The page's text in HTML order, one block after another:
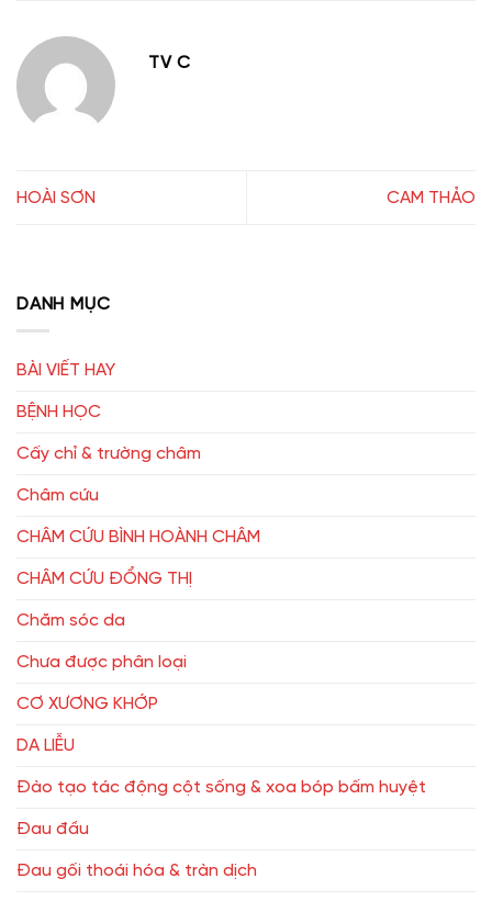
TV C
HOÀI SƠN CAM THẢO
DANH MỤC
BÀI VIẾT HAY
BỆNH HỌC
Cấy chỉ & trường châm
Châm cứu
CHÂM CỨU BÌNH HOÀNH CHÂM
CHÂM CỨU ĐỔNG THỊ
Chăm sóc da
Chưa được phân loại
CƠ XƯƠNG KHỚP
DA LIỄU
Đào tạo tác động cột sống & xoa bóp bấm huyệt
Đau đầu
Đau gối thoái hóa & tràn dịch